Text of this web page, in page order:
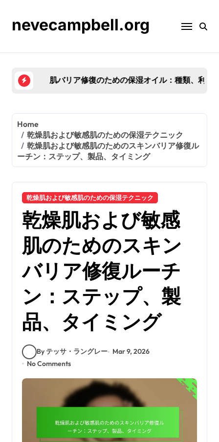
contentnevecampbell.org
肌バリア修復のための保湿オイル：種類、利点
Home
乾燥肌および敏感肌のための保湿テクニック
乾燥肌および敏感肌のためのスキンバリア修復ル
ーチン：ステップ、製品、タイミング
乾燥肌および敏感肌のための保湿テクニック
乾燥肌および敏感
肌のためのスキン
バリア修復ルーチ
ン：ステップ、製
品、タイミング
By テッサ・ラングレー
Mar 9, 2026
No Comments